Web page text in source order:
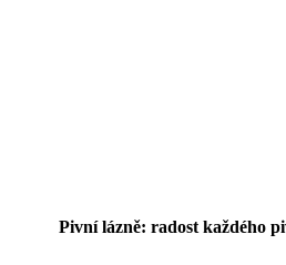
Pivní lázně: radost každého